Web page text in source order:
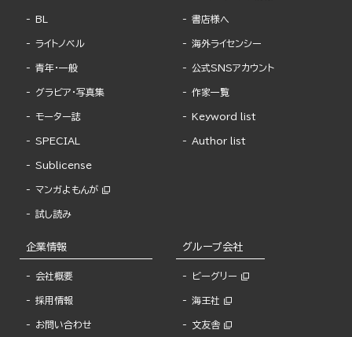
BL
ライトノベル
青年・一般
グラビア・写真集
モーター誌
SPECIAL
Sublicense
マンガよもんが
試し読み
書店様へ
海外ライセンシー
公式SNSアカウント
作家一覧
Keyword list
Author list
企業情報
会社概要
採用情報
お問い合わせ
グループ会社
ビーグリー
海王社
文友舎